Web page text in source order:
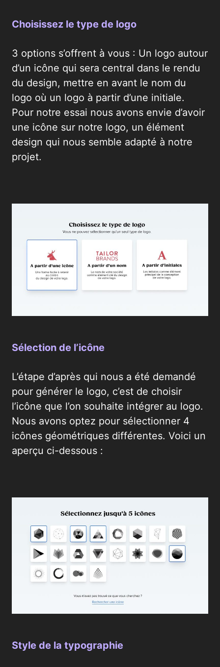
Choisissez le type de logo
3 options s’offrent à vous : Un logo autour
d’un icône qui sera central dans le rendu
du design, mettre en avant le nom du
logo où un logo à partir d’une initiale.
Pour notre essai nous avons envie d’avoir
une icône sur notre logo, un élément
design qui nous semble adapté à notre
projet.
Sélection de l’icône
L’étape d’après qui nous a été demandé
pour générer le logo, c’est de choisir
l’icône que l’on souhaite intégrer au logo.
Nous avons optez pour sélectionner 4
icônes géométriques différentes. Voici un
aperçu ci-dessous :
Style de la typographie